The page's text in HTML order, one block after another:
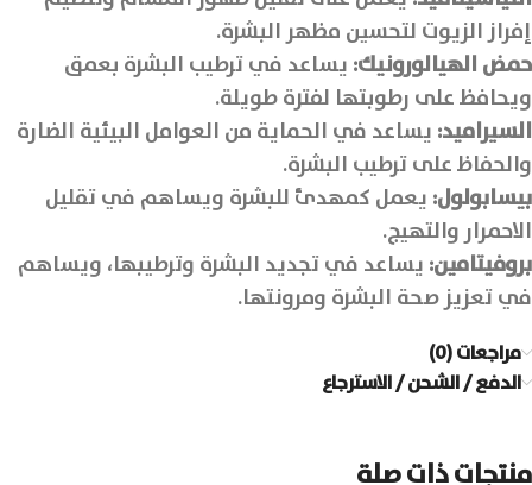
إفراز الزيوت لتحسين مظهر البشرة.
حمض الهيالورونيك: يساعد في ترطيب البشرة بعمق
ويحافظ على رطوبتها لفترة طويلة.
السيراميد: يساعد في الحماية من العوامل البيئية الضارة
والحفاظ على ترطيب البشرة.
بيسابولول: يعمل كمهدئ للبشرة ويساهم في تقليل
الاحمرار والتهيج.
بروفيتامين: يساعد في تجديد البشرة وترطيبها، ويساهم
في تعزيز صحة البشرة ومرونتها.
مراجعات (0)
الدفع / الشحن / الاسترجاع
منتجات ذات صلة